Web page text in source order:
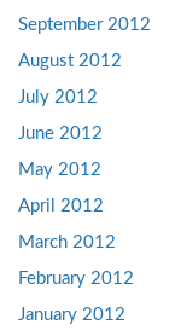
September 2012
August 2012
July 2012
June 2012
May 2012
April 2012
March 2012
February 2012
January 2012